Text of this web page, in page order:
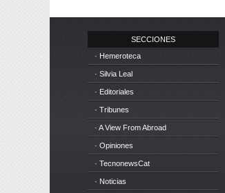
SECCIONES
· Hemeroteca
· Silvia Leal
· Editoriales
· Tribunes
· A View From Abroad
· Opiniones
· TecnonewsCat
· Noticias